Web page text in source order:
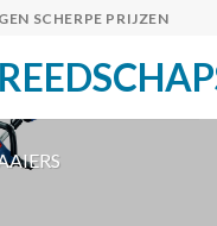
SCHERPE PRIJZEN